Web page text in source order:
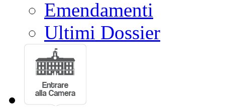
Emendamenti
Ultimi Dossier